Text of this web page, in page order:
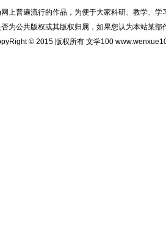
上普遍流行的作品，为便于大家科研、教学、
为公共版权或其版权归属，如果您认为本站某
© 2015 版权所有 文学100